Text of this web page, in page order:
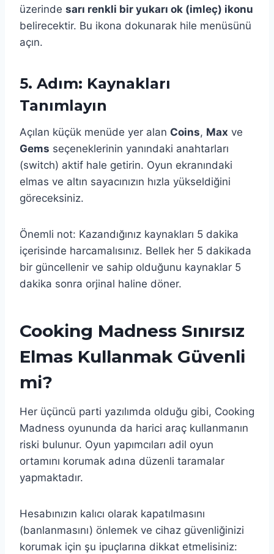
üzerinde sarı renkli bir yukarı ok (imleç) ikonu
belirecektir. Bu ikona dokunarak hile menüsünü
açın.
5. Adım: Kaynakları
Tanımlayın
Açılan küçük menüde yer alan Coins, Max ve
Gems seçeneklerinin yanındaki anahtarları
(switch) aktif hale getirin. Oyun ekranındaki
elmas ve altın sayacınızın hızla yükseldiğini
göreceksiniz.
Önemli not: Kazandığınız kaynakları 5 dakika
içerisinde harcamalısınız. Bellek her 5 dakikada
bir güncellenir ve sahip olduğunu kaynaklar 5
dakika sonra orjinal haline döner.
Cooking Madness Sınırsız
Elmas Kullanmak Güvenli
mi?
Her üçüncü parti yazılımda olduğu gibi, Cooking
Madness oyununda da harici araç kullanmanın
riski bulunur. Oyun yapımcıları adil oyun
ortamını korumak adına düzenli taramalar
yapmaktadır.
Hesabınızın kalıcı olarak kapatılmasını
(banlanmasını) önlemek ve cihaz güvenliğinizi
korumak için şu ipuçlarına dikkat etmelisiniz: